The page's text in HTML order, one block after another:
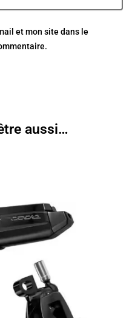
et mon site dans le
aussi…